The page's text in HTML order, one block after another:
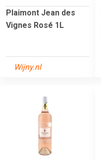
Plaimont Jean des
Vignes Rosé 1L
Wijny.nl